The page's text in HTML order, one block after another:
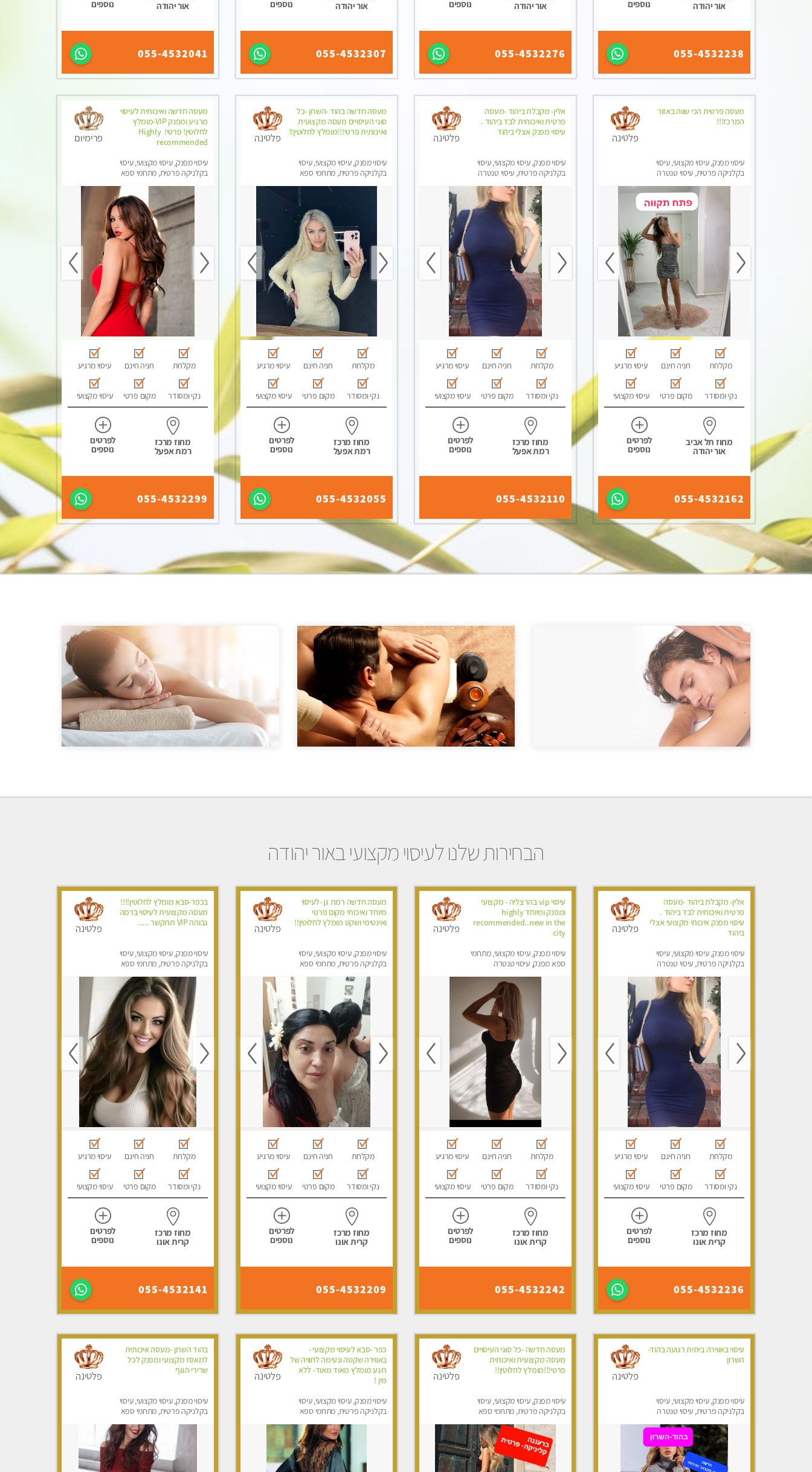
אור יהודה
נוספים
055-4532238
אור יהודה
נוספים
055-4532276
אור יהודה
נוספים
055-4532307
אור יהודה
נוספים
055-4532041
מעסה פרטית הכי שווה באזור
המרכז!!!
עיסוי מפנק, עיסוי מקצועי, עיסוי
בקלניקה פרטית, עיסוי טנטרה
פלטינה
מקלחת חניה חינם עיסוי מרגיע
נקי ומסודר מקום פרטי עיסוי מקצועי
מחוז תל אביב
אור יהודה
לפרטים
נוספים
055-4532162
אלין- מקבלת ביהוד -מעסה
פרטית ואיכותית לבד ביהוד .
עיסוי מפנק אצלי ביהוד
עיסוי מפנק, עיסוי מקצועי, עיסוי
בקלניקה פרטית, עיסוי טנטרה
פלטינה
מקלחת חניה חינם עיסוי מרגיע
נקי ומסודר מקום פרטי עיסוי מקצועי
מחוז מרכז
רמת אפעל
לפרטים
נוספים
055-4532110
מעסה חדשה בהוד -השרון -כל
סוגי העיסויים מעסה מקצועית
ואיכותית פרטי!!!מומלץ לחלוטין!!
עיסוי מפנק, עיסוי מקצועי, עיסוי
בקלניקה פרטית, מתחמי ספא
פלטינה
מקלחת חניה חינם עיסוי מרגיע
נקי ומסודר מקום פרטי עיסוי מקצועי
מחוז מרכז
רמת אפעל
לפרטים
נוספים
055-4532055
מעסה חדשה ואיכותית לעיסוי
מרגיע ומפנק VIP-מומלץ
לחלוטין! פרטי! ​​​​​​ Highly
recommended
עיסוי מפנק, עיסוי מקצועי, עיסוי
בקלניקה פרטית, מתחמי ספא
פרימיום
מקלחת חניה חינם עיסוי מרגיע
נקי ומסודר מקום פרטי עיסוי מקצועי
מחוז מרכז
רמת אפעל
לפרטים
נוספים
055-4532299
הבחירות שלנו לעיסוי מקצועי באור יהודה
אלין- מקבלת ביהוד -מעסה
פרטית ואיכותית לבד ביהוד .
עיסוי מפנק איכותי מקצועי אצלי
ביהוד
עיסוי מפנק, עיסוי מקצועי, עיסוי
בקלניקה פרטית, עיסוי טנטרה
פלטינה
מקלחת חניה חינם עיסוי מרגיע
נקי ומסודר מקום פרטי עיסוי מקצועי
מחוז מרכז
קרית אונו
לפרטים
נוספים
055-4532236
עיסוי vip בהרצליה - מקצועי
ומפנק ומיוחד highly
recommended..new in the
city
עיסוי מפנק, עיסוי מקצועי, מתחמי
ספא מפנק, עיסוי טנטרה
פלטינה
מקלחת חניה חינם עיסוי מרגיע
נקי ומסודר מקום פרטי עיסוי מקצועי
מחוז מרכז
קרית אונו
לפרטים
נוספים
055-4532242
מעסה חדשה רמת גן -לעיסוי
מיוחד ואיכותי מקום פרטי
ואינטימי ושקט מומלץ לחלוטין!!
עיסוי מפנק, עיסוי מקצועי, עיסוי
בקלניקה פרטית, מתחמי ספא
פלטינה
מקלחת חניה חינם עיסוי מרגיע
נקי ומסודר מקום פרטי עיסוי מקצועי
מחוז מרכז
קרית אונו
לפרטים
נוספים
055-4532209
בכפר-סבא מומלץ לחלוטין!!!!
מעסה מקצועית לעיסוי ברמה
גבוהה VIP תתקשר .....
עיסוי מפנק, עיסוי מקצועי, עיסוי
בקלניקה פרטית, מתחמי ספא
פלטינה
מקלחת חניה חינם עיסוי מרגיע
נקי ומסודר מקום פרטי עיסוי מקצועי
מחוז מרכז
קרית אונו
לפרטים
נוספים
055-4532141
עיסוי באווירה ביתית רגועה בהוד-
השרון
עיסוי מפנק, עיסוי מקצועי, עיסוי
בקלניקה פרטית, עיסוי טנטרה
פלטינה
מעסה חדשה -כל סוגי העיסויים
מעסה מקצועית ואיכותית
פרטי!!!מומלץ לחלוטין!!
עיסוי מפנק, עיסוי מקצועי, עיסוי
בקלניקה פרטית, מתחמי ספא
פלטינה
כפר -סבא לעיסוי מקצועי -
באווירה שקטה ונעימה לחוויה של
רוגע מומלץ מאוד מאוד- ללא
מין !
עיסוי מפנק, עיסוי מקצועי, עיסוי
בקלניקה פרטית, מתחמי ספא
פלטינה
בהוד השרון -מעסה איכותית
למאסז מקצועי ומפנק לכל
שרירי הגוף
עיסוי מפנק, עיסוי מקצועי, עיסוי
בקלניקה פרטית, מתחמי ספא
פלטינה